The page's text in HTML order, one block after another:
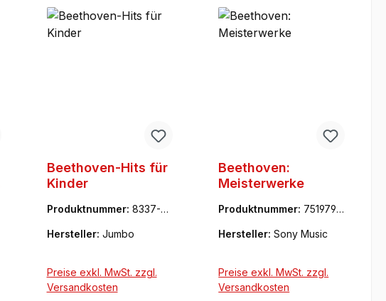
Beethoven-Hits für
Kinder
Produktnummer: 8337-41
Hersteller: Jumbo
Preise exkl. MwSt. zzgl.
Versandkosten
Beethoven:
Meisterwerke
Produktnummer: 7519794
Hersteller:Sony Music
Preise exkl. MwSt. zzgl.
Versandkosten